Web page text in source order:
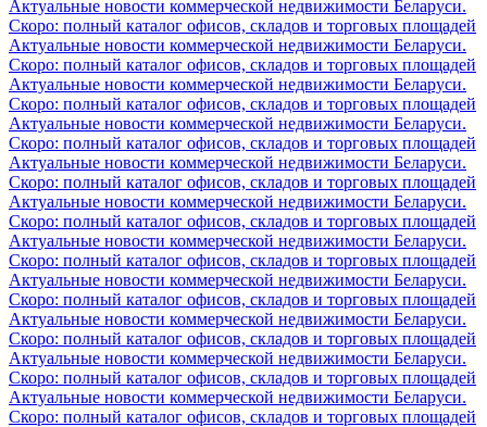
Актуальные новости коммерческой недвижимости Беларуси.
Скоро: полный каталог офисов, складов и торговых площадей
Актуальные новости коммерческой недвижимости Беларуси.
Скоро: полный каталог офисов, складов и торговых площадей
Актуальные новости коммерческой недвижимости Беларуси.
Скоро: полный каталог офисов, складов и торговых площадей
Актуальные новости коммерческой недвижимости Беларуси.
Скоро: полный каталог офисов, складов и торговых площадей
Актуальные новости коммерческой недвижимости Беларуси.
Скоро: полный каталог офисов, складов и торговых площадей
Актуальные новости коммерческой недвижимости Беларуси.
Скоро: полный каталог офисов, складов и торговых площадей
Актуальные новости коммерческой недвижимости Беларуси.
Скоро: полный каталог офисов, складов и торговых площадей
Актуальные новости коммерческой недвижимости Беларуси.
Скоро: полный каталог офисов, складов и торговых площадей
Актуальные новости коммерческой недвижимости Беларуси.
Скоро: полный каталог офисов, складов и торговых площадей
Актуальные новости коммерческой недвижимости Беларуси.
Скоро: полный каталог офисов, складов и торговых площадей
Актуальные новости коммерческой недвижимости Беларуси.
Скоро: полный каталог офисов, складов и торговых площадей